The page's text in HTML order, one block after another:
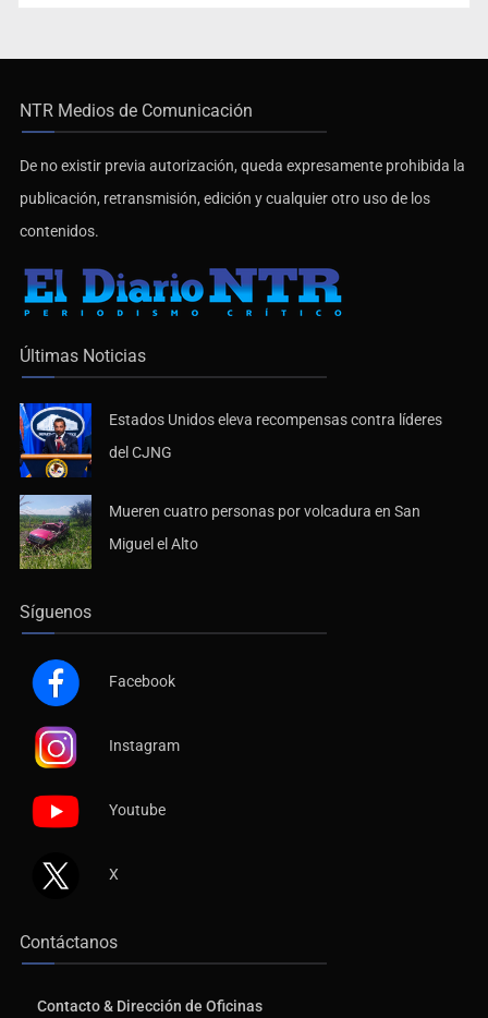
NTR Medios de Comunicación
De no existir previa autorización, queda expresamente prohibida la
publicación, retransmisión, edición y cualquier otro uso de los
contenidos.
Últimas Noticias
Estados Unidos eleva recompensas contra líderes
del CJNG
Mueren cuatro personas por volcadura en San
Miguel el Alto
Síguenos
Facebook
Instagram
Youtube
X
Contáctanos
Contacto & Dirección de Oficinas